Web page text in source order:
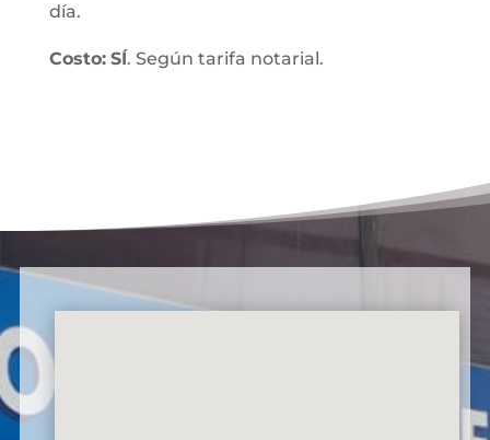
día.
Costo: SÍ. Según tarifa notarial.